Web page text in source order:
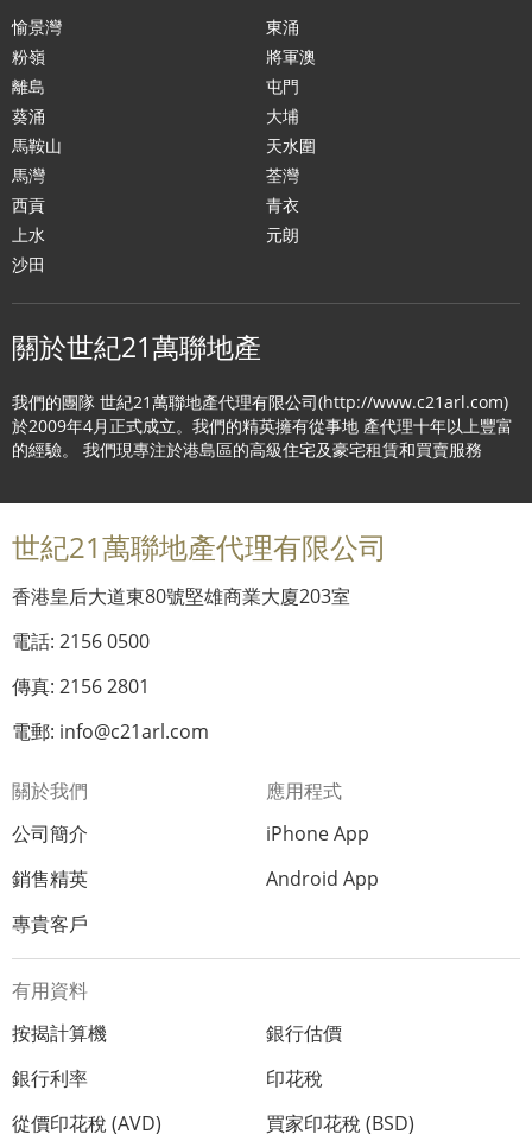
愉景灣
粉嶺
離島
葵涌
馬鞍山
馬灣
西貢
上水
沙田
東涌
將軍澳
屯門
大埔
天水圍
荃灣
青衣
元朗
關於世紀21萬聯地產
我們的團隊 世紀21萬聯地產代理有限公司(http://www.c21arl.com)
於2009年4月正式成立。我們的精英擁有從事地 產代理十年以上豐富
的經驗。 我們現專注於港島區的高級住宅及豪宅租賃和買賣服務
世紀21萬聯地產代理有限公司
香港皇后大道東80號堅雄商業大廈203室
電話: 2156 0500
傳真: 2156 2801
電郵: info@c21arl.com
關於我們
公司簡介
銷售精英
專貴客戶
應用程式
iPhone App
Android App
有用資料
按揭計算機
銀行估價
銀行利率
印花稅
從價印花稅 (AVD)
買家印花稅 (BSD)